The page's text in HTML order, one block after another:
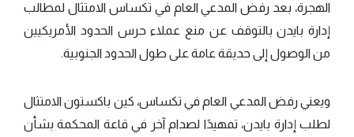
الهجرة، بعد رفض المدعي العام في تكساس الامتثال لمطالب
إدارة بايدن بالتوقف عن منع عملاء حرس الحدود الأمريكيين
من الوصول إلى حديقة عامة على طول الحدود الجنوبية.
ويعني رفض المدعي العام في تكساس، كين باكستون الامتثال
لطلب إدارة بايدن، تمهيدًا لصدام آخر في قاعة المحكمة بشأن